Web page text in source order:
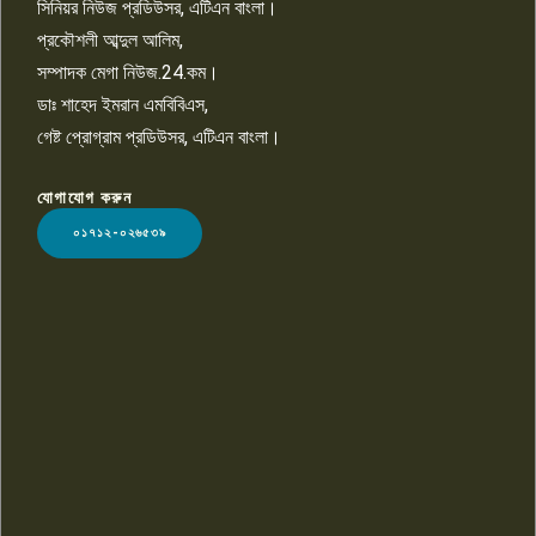
LOGO
সিনিয়র নিউজ প্রডিউসর, এটিএন বাংলা।
প্রকৌশলী আব্দুল আলিম,
সম্পাদক মেগা নিউজ.24.কম।
ডাঃ শাহেদ ইমরান এমবিবিএস,
গেষ্ট প্রোগ্রাম প্রডিউসর, এটিএন বাংলা।
যোগাযোগ করুন
০১৭১২-০২৬৫৩৯